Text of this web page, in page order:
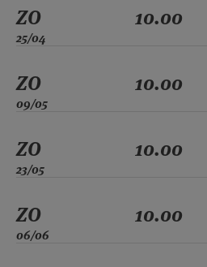
ZO
25/04
10.00
ZO
09/05
10.00
ZO
23/05
10.00
ZO
06/06
10.00